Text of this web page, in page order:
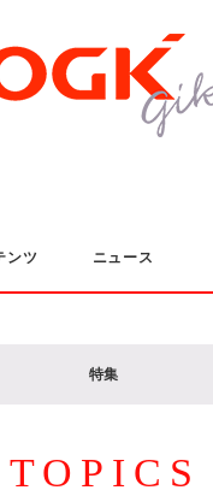
ンツ ニュース
特集
TOPICS